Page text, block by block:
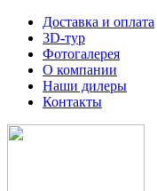
Доставка и оплата
3D-тур
Фотогалерея
О компании
Наши дилеры
Контакты